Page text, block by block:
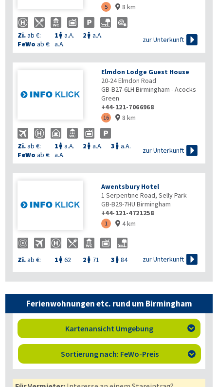
5  8 km
Zi.ab €: 1  a.A. 2  a.A.
FeWo ab €: a.A.
zur Unterkunft 
Elmdon Lodge Guest House
20-24 Elmdon Road
GB-B27-6LH Birmingham - Acocks
Green
+44-121-7066968
16  8 km
Zi.ab €: 1  a.A. 2  a.A. 3  a.A.
FeWo ab €: a.A.
zur Unterkunft 
Awentsbury Hotel
1 Serpentine Road, Selly Park
GB-B29-7HU Birmingham
+44-121-4721258
1  4 km
Zi.ab €: 1  62 2  71 3  84 zur Unterkunft 
Ferienwohnungen etc. rund um Birmingham
Kartenansicht Umgebung 
Sortierung nach: FeWo-Preis 